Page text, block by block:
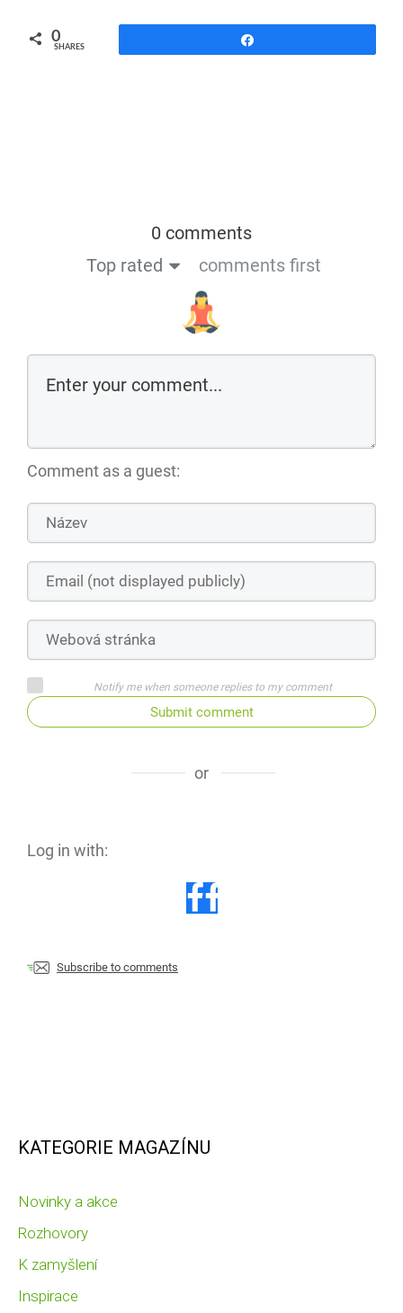
0
SHARES
0 comments
Top rated
comments first
Comment as a guest:
Notify me when someone replies to my comment
Submit comment
or
Log in with:
Subscribe to comments
KATEGORIE MAGAZÍNU
Novinky a akce
Rozhovory
K zamyšlení
Inspirace